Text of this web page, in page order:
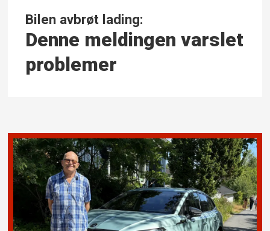
Bilen avbrøt lading:
Denne meldingen varslet
problemer